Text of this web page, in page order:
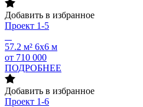
Добавить в избранное
Проект 1-5
57.2 м² 6х6 м
от 710 000
ПОДРОБНЕЕ
Добавить в избранное
Проект 1-6